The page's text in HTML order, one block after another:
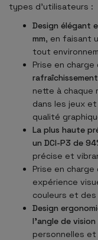
types d'utilisateurs :
Design élégant
mm, en faisant
tout
Prise en
nette à chaque
dans les jeux
qualité
La plus haute
un DCI-P3 de
précise et
Prise en charge
expérience
couleurs et
Design
l'angle de vision
personnelles